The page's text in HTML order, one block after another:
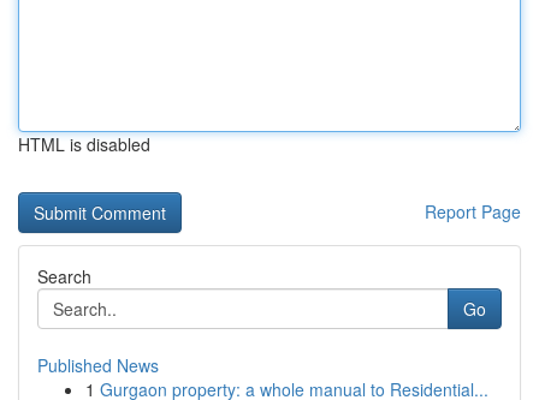
HTML is disabled
Report Page
Search
Go
Published News
1 Gurgaon property: a whole manual to Residential...